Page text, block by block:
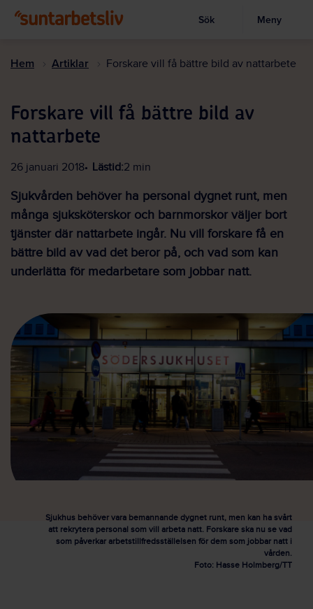
till
Visa sökruta
Sök Meny
Hem Artiklar Forskare vill få bättre bild av nattarbete
Forskare vill få bättre bild av
nattarbete
26 januari 2018 Lästid:2 min
Sjukvården behöver ha personal dygnet runt, men
många sjuksköterskor och barnmorskor väljer bort
tjänster där nattarbete ingår. Nu vill forskare få en
bättre bild av vad det beror på, och vad som kan
underlätta för medarbetare som jobbar natt.
Sjukhus behöver vara bemannande dygnet runt, men kan ha svårt
att rekrytera personal som vill arbeta natt. Forskare ska nu se vad
som påverkar arbetstillfredsställelsen för dem som jobbar natt i
vården.
Foto: Hasse Holmberg/TT